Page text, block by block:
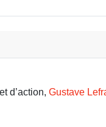
d’action, Gustave